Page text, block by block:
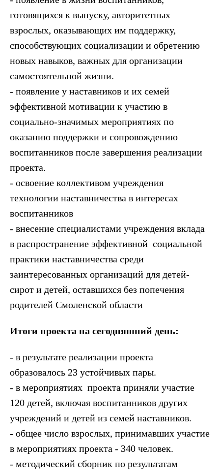
готовящихся к выпуску, авторитетных
взрослых, оказывающих им поддержку,
способствующих социализации и обретению
новых навыков, важных для организации
самостоятельной жизни.
- появление у наставников и их семей
эффективной мотивации к участию в
социально-значимых мероприятиях по
оказанию поддержки и сопровождению
воспитанников после завершения реализации
проекта.
- освоение коллективом учреждения
технологии наставничества в интересах
воспитанников
- внесение специалистами учреждения вклада
в распространение эффективной социальной
практики наставничества среди
заинтересованных организаций для детей-
сирот и детей, оставшихся без попечения
родителей Смоленской области
Итоги проекта на сегодняшний день:
- в результате реализации проекта
образовалось 23 устойчивых пары.
- в мероприятиях проекта приняли участие
120 детей, включая воспитанников других
учреждений и детей из семей наставников.
- общее число взрослых, принимавших участие
в мероприятиях проекта - 340 человек.
- методический сборник по результатам